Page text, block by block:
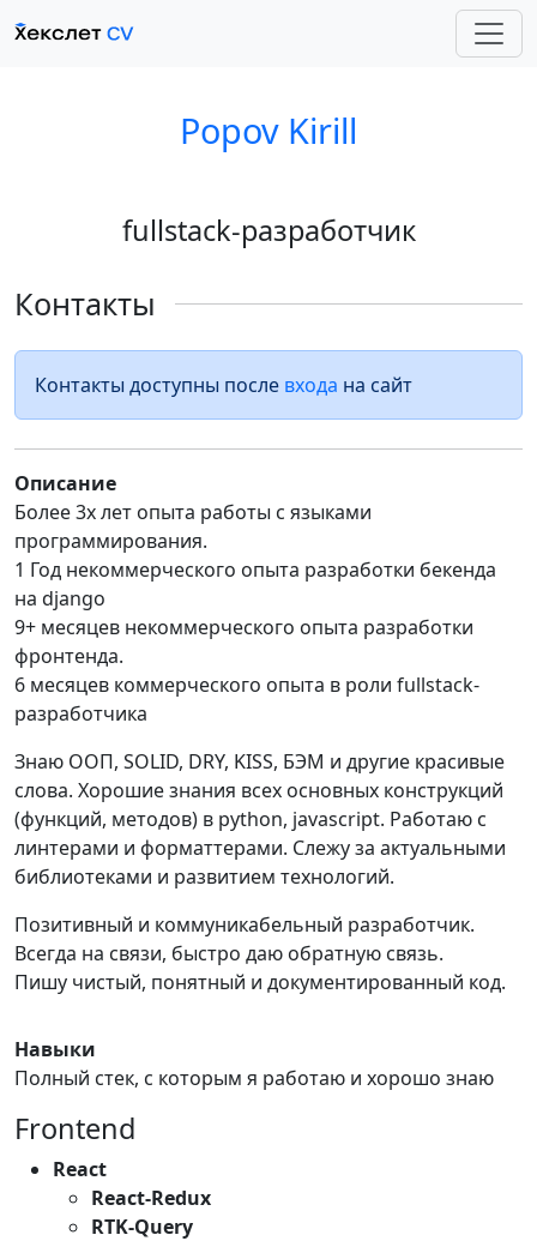
Popov Kirill
fullstack-разработчик
Контакты
Контакты доступны после входа на сайт
Описание
Более 3х лет опыта работы с языками
программирования.
1 Год некоммерческого опыта разработки бекенда
на django
9+ месяцев некоммерческого опыта разработки
фронтенда.
6 месяцев коммерческого опыта в роли fullstack-
разработчика
Знаю ООП, SOLID, DRY, KISS, БЭМ и другие красивые
слова. Хорошие знания всех основных конструкций
(функций, методов) в python, javascript. Работаю с
линтерами и форматтерами. Слежу за актуальными
библиотеками и развитием технологий.
Позитивный и коммуникабельный разработчик.
Всегда на связи, быстро даю обратную связь.
Пишу чистый, понятный и документированный код.
Навыки
Полный стек, с которым я работаю и хорошо знаю
Frontend
React
React-Redux
RTK-Query